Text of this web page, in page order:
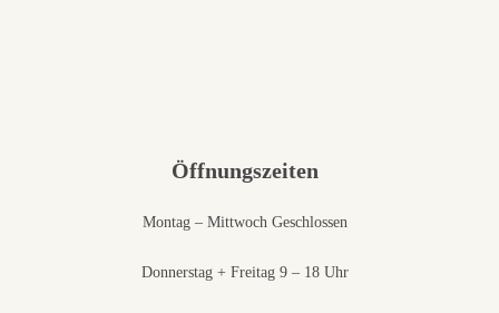
Öffnungszeiten
Montag – Mittwoch Geschlossen
Donnerstag + Freitag 9 – 18 Uhr